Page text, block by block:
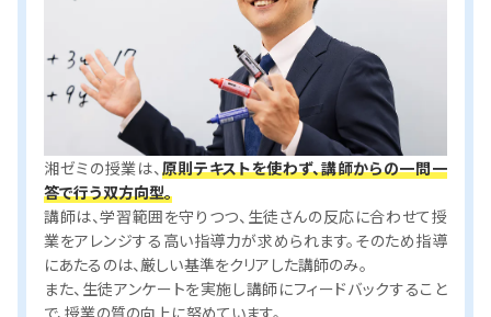
湘ゼミの授業は、原則テキストを使わず、講師からの一問一
答で行う双方向型。
講師は、学習範囲を守りつつ、生徒さんの反応に合わせて授
業をアレンジする高い指導力が求められます。そのため指導
にあたるのは、厳しい基準をクリアした講師のみ。
また、生徒アンケートを実施し講師にフィードバックすること